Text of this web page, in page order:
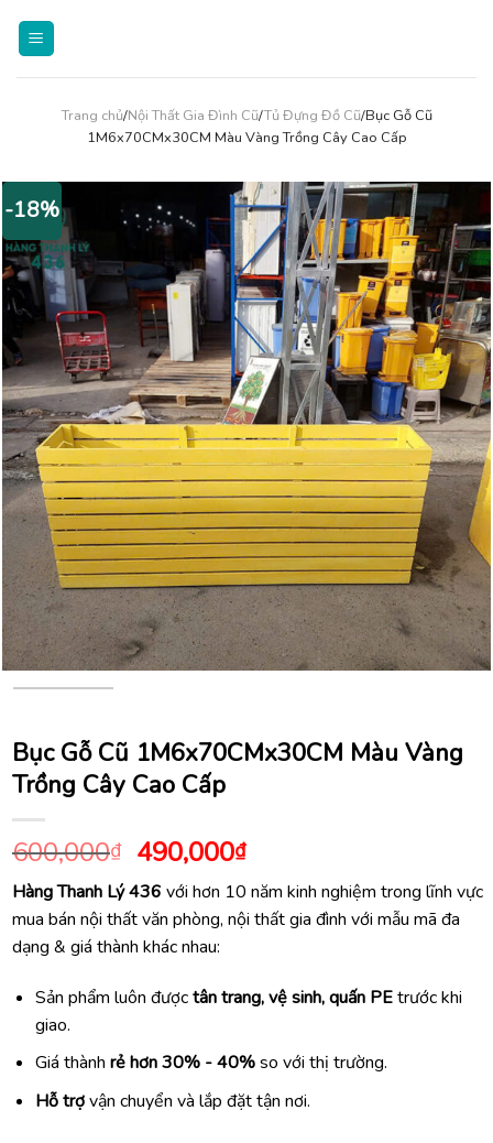
Trang chủ/Nội Thất Gia Đình Cũ/Tủ Đựng Đồ Cũ/Bục Gỗ Cũ
1M6x70CMx30CM Màu Vàng Trồng Cây Cao Cấp
-18%
Bục Gỗ Cũ 1M6x70CMx30CM Màu Vàng
Trồng Cây Cao Cấp
600,000₫ Giá
gốc
là:
600,000₫.
490,000₫Giá
hiện
tại
là:
Hàng Thanh Lý 436 với hơn 10 năm kinh nghiệm trong lĩnh vực
mua bán nội thất văn phòng, nội thất gia đình với mẫu mã đa
dạng & giá thành khác nhau:
Sản phẩm luôn đượctân trang, vệ sinh, quấn PEtrước khi
giao.
Giá thành rẻ hơn 30% - 40%so với thị trường.
Hỗ trợvận chuyển và lắp đặt tận nơi.